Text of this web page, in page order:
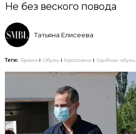
Не без веского повода
Татьяна Елисеева
Теги: Брюки Обувь Кроссовки Удобная обувь